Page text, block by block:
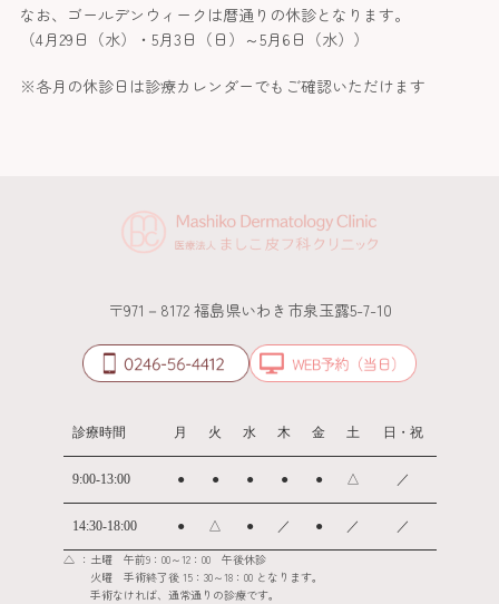
なお、ゴールデンウィークは暦通りの休診となります。
（4月29日（水）・5月3日（日）～5月6日（水））
※各月の休診日は診療カレンダーでもご確認いただけます
〒971－8172 福島県いわき市泉玉露5-7-10
診療時間 月 火 水 木 金 土 日・祝
9:00-13:00 ● ● ● ● ● △ ／
14:30-18:00 ● △ ● ／ ● ／ ／
△ ：土曜 午前9：00～12：00 午後休診
火曜 手術終了後 15：30～18：00 となります。
手術なければ、通常通りの診療です。